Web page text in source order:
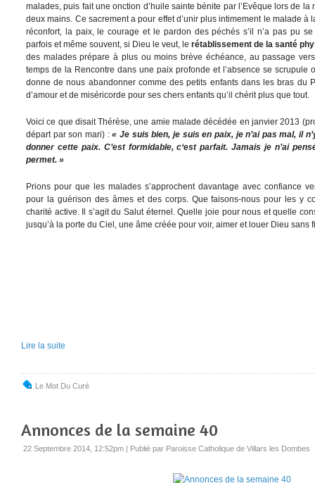
malades, puis fait une onction d’huile sainte bénite par l’Evêque lors de
deux mains. Ce sacrement a pour effet d’unir plus intimement le malade à
réconfort, la paix, le courage et le pardon des péchés s’il n’a pas pu
parfois et même souvent, si Dieu le veut, le rétablissement de la santé
des malades prépare à plus ou moins brève échéance, au passage
temps de la Rencontre dans une paix profonde et l’absence se scrupule
donne de nous abandonner comme des petits enfants dans les bras du
d’amour et de miséricorde pour ses chers enfants qu’il chérit plus que tout.
Voici ce que disait Thérèse, une amie malade décédée en janvier 2013
départ par son mari) :« Je suis bien, je suis en paix, je n’ai pas mal, il
donner cette paix. C’est formidable, c‘est parfait. Jamais je n’ai
permet. »
Prions pour que les malades s’approchent davantage avec confiance
pour la guérison des âmes et des corps. Que faisons-nous pour les y
charité active. Il s’agit du Salut éternel. Quelle joie pour nous et quelle
jusqu’à la porte du Ciel, une âme créée pour voir, aimer et louer Dieu sans
Lire la suite
Le Mot Du Curé
Annonces de la semaine 40
22 Septembre 2014, 12:52pm | Publié par Paroisse Catholique de Villars les Dombes